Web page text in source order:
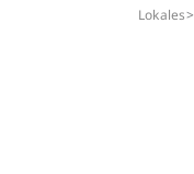
Lokales>